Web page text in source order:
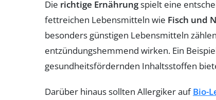
Die richtige Ernährungspielt eine
fettreichen Lebensmitteln wie Fisch und
besonders günstigen Lebensmitteln zählen
entzündungshemmend wirken. Ein
gesundheitsfördernden Inhaltsstoffen
Darüber hinaus sollten Allergiker aufBio-